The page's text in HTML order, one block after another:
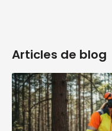
Articles de blog